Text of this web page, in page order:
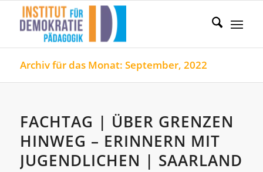
Archiv für das Monat: September, 2022
FACHTAG | ÜBER GRENZEN
HINWEG – ERINNERN MIT
JUGENDLICHEN | SAARLAND